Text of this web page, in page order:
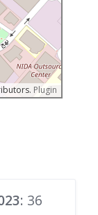
Plugin
: 36